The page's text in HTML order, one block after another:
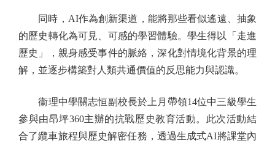
同時，AI作為創新渠道，能將那些看似遙遠、抽象
的歷史轉化為可見、可感的學習體驗。學生得以「走進
歷史」，親身感受事件的脈絡，深化對情境化背景的理
解，並逐步構築對人類共通價值的反思能力與認識。
衞理中學關志恒副校長於上月帶領14位中三級學生
參與由昂坪360主辦的抗戰歷史教育活動。此次活動結
合了纜車旅程與歷史解密任務，透過生成式AI將課堂內